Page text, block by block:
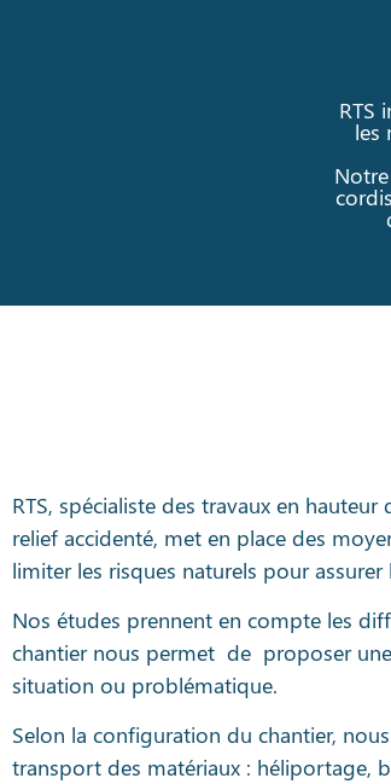
RTS
les
RTS, spécialiste des travaux en
relief accidenté, met en place des
limiter les risques naturels pour
Nos études prennent en compte les
chantier nous permet de proposer
situation ou problématique.
Selon la configuration du chantier,
transport des matériaux : héliportage,